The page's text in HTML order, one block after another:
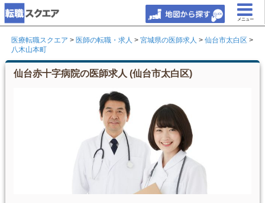
メニュー
医療転職スクエア > 医師の転職・求人 > 宮城県の医師求人 > 仙台市太白区 >
八木山本町
仙台赤十字病院の医師求人 (仙台市太白区)